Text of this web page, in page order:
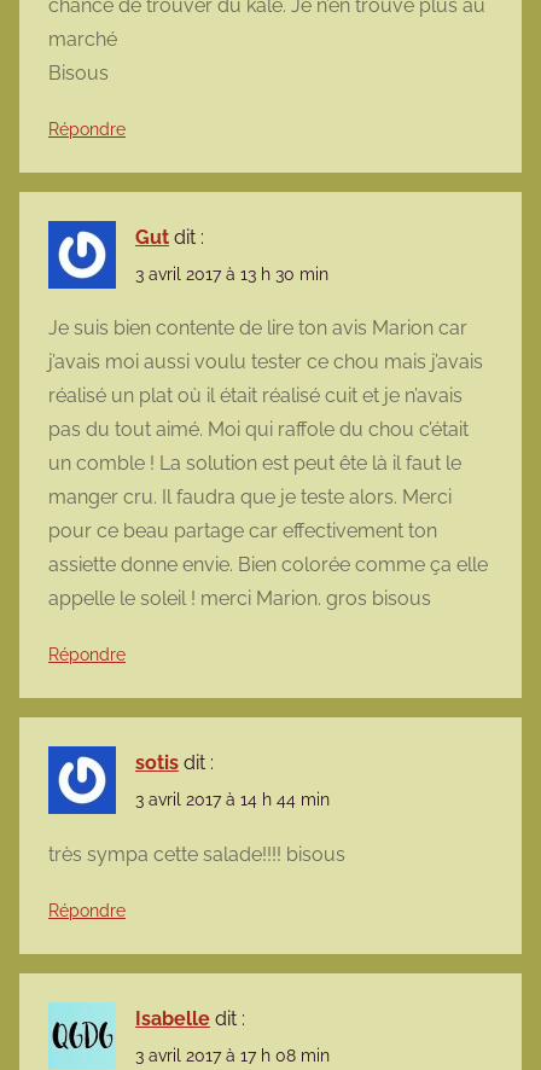
chance de trouver du kale. Je n’en trouve plus au
marché
Bisous
Répondre
Gut dit :
3 avril 2017 à 13 h 30 min
Je suis bien contente de lire ton avis Marion car
j’avais moi aussi voulu tester ce chou mais j’avais
réalisé un plat où il était réalisé cuit et je n’avais
pas du tout aimé. Moi qui raffole du chou c’était
un comble ! La solution est peut ête là il faut le
manger cru. Il faudra que je teste alors. Merci
pour ce beau partage car effectivement ton
assiette donne envie. Bien colorée comme ça elle
appelle le soleil ! merci Marion. gros bisous
Répondre
sotis dit :
3 avril 2017 à 14 h 44 min
très sympa cette salade!!!! bisous
Répondre
Isabelle dit :
3 avril 2017 à 17 h 08 min